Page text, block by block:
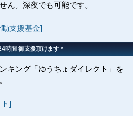
ん。深夜でも可能です。
支援基金]
時間 御支援頂けます＊
キング「ゆうちょダイレクト」を
]